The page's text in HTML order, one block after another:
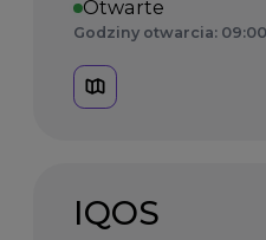
Otwarte
Godziny otwarcia: 09:00
IQOS